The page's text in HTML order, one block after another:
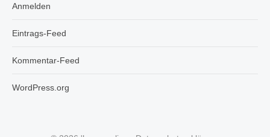
Anmelden
Eintrags-Feed
Kommentar-Feed
WordPress.org